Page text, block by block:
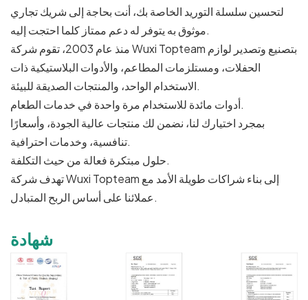
لتحسين سلسلة التوريد الخاصة بك، أنت بحاجة إلى شريك تجاري
موثوق به يتوفر له دعم ممتاز كلما احتجت إليه.
منذ عام 2003، تقوم شركة Wuxi Topteam بتصنيع وتصدير لوازم
الحفلات، ومستلزمات المطاعم، والأدوات البلاستيكية ذات
الاستخدام الواحد، والمنتجات الصديقة للبيئة.
أدوات مائدة للاستخدام مرة واحدة في خدمات الطعام.
بمجرد اختيارك لنا، نضمن لك منتجات عالية الجودة، وأسعارًا
تنافسية، وخدمات احترافية.
حلول مبتكرة فعالة من حيث التكلفة.
تهدف شركة Wuxi Topteam إلى بناء شراكات طويلة الأمد مع
عملائنا على أساس الربح المتبادل.
شهادة